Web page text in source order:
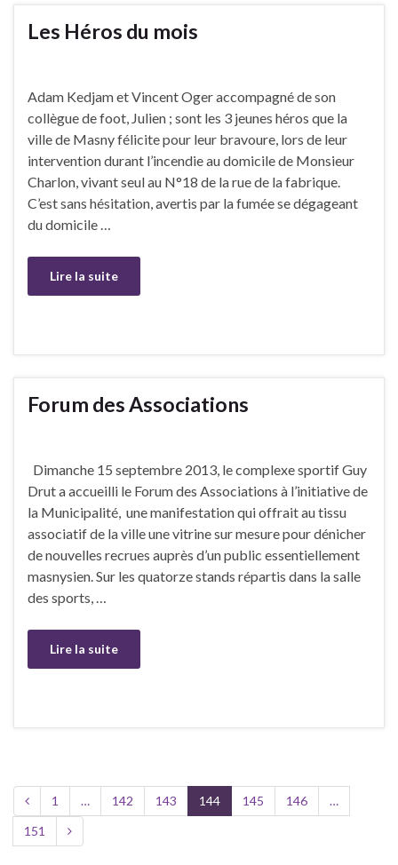
Les Héros du mois
Adam Kedjam et Vincent Oger accompagné de son
collègue de foot, Julien ; sont les 3 jeunes héros que la
ville de Masny félicite pour leur bravoure, lors de leur
intervention durant l’incendie au domicile de Monsieur
Charlon, vivant seul au N°18 de la rue de la fabrique.
C’est sans hésitation, avertis par la fumée se dégageant
du domicile …
Lire la suite
Forum des Associations
Dimanche 15 septembre 2013, le complexe sportif Guy
Drut a accueilli le Forum des Associations à l’initiative de
la Municipalité, une manifestation qui offrait au tissu
associatif de la ville une vitrine sur mesure pour dénicher
de nouvelles recrues auprès d’un public essentiellement
masnysien. Sur les quatorze stands répartis dans la salle
des sports, …
Lire la suite
1 … 142 143 144 145 146
…
151